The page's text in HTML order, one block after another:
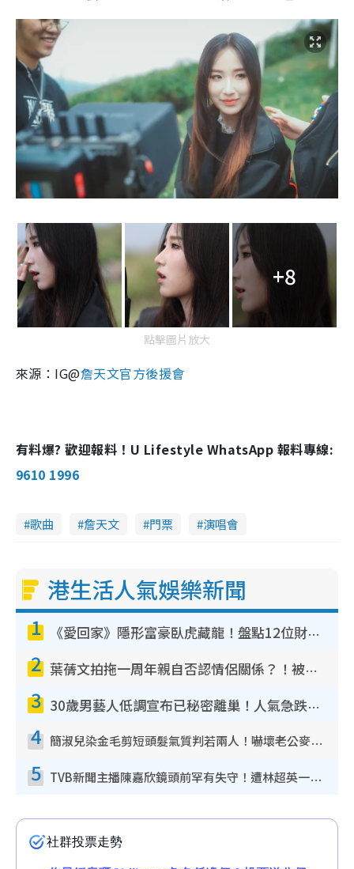
+8
點擊圖片放大
來源：IG@詹天文官方後援會
有料爆? 歡迎報料！U Lifestyle WhatsApp 報料專線:
9610 1996
歌曲 詹天文 門票 演唱會
港生活人氣娛樂新聞
1 《愛回家》隱形富豪臥虎藏龍！盤點12位財氣逼人的有錢藝人：呢位靚女3億身家唔憂做
2 葉蒨文拍拖一周年親自否認情侶關係？！被質疑感情造假竟稱GM「普通同事」
3 30歲男藝人低調宣布已秘密離巢！人氣急跌變失蹤人口︰「這幾年過得並不容易」
4 簡淑兒染金毛剪短頭髮氣質判若兩人！嚇壞老公麥大力都認唔出：「你做咩事？」
5 TVB新聞主播陳嘉欣鏡頭前罕有失守！遭林超英一句說話突襲嚇親當場大笑